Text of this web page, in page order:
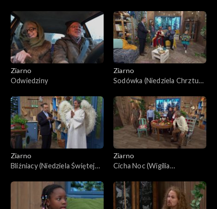
Ziarno
Odwiedziny
Ziarno
Sodówka (Niedziela Chrztu
Ziarno
Bliźniacy (Niedziela Świętej
Ziarno
Cicha Noc (Wigilia